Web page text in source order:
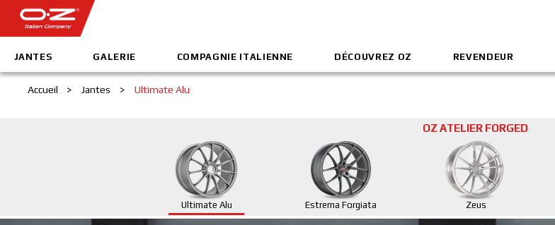
JANTES GALERIE COMPAGNIE ITALIENNE DÉCOUVREZ OZ REVENDEUR
Accueil > Jantes > Ultimate Alu
OZ ATELIER FORGED
Ultimate Alu Estrema Forgiata Zeus